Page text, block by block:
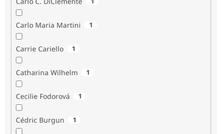
Carlo Maria Martini 1
Carrie Cariello 1
Catharina Wilhelm 1
Cecilie Fodorová 1
Cédric Burgun 1